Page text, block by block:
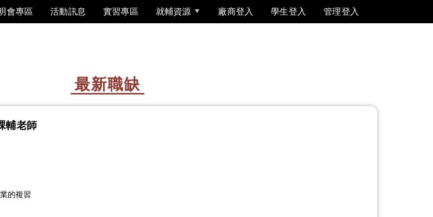
會專區 活動訊息 實習專區 就輔資源 廠商登入 學生登入 管理登入
最新職缺
輔老師
的複習